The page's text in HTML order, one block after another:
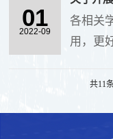
求，做
示范项
01
2022-09
各相关
用，更
究专项
共11